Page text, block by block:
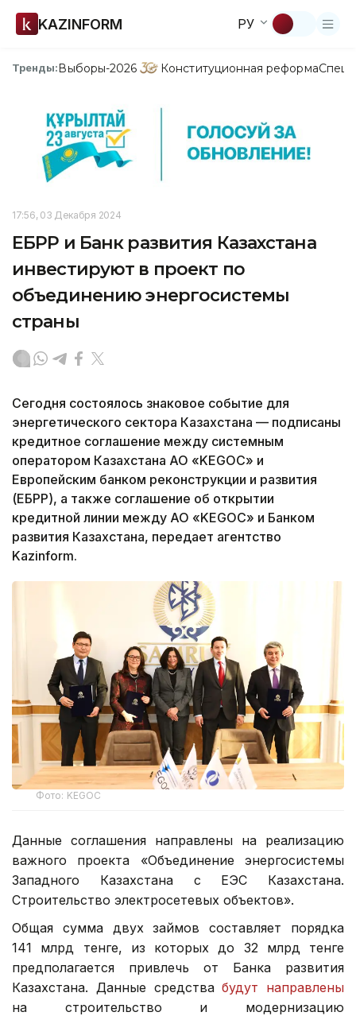
KAZINFORM РУ
Тренды:Выборы-2026 Конституционная реформа
17:56, 03 Декабря 2024
ЕБРР и Банк развития Казахстана
инвестируют в проект по
объединению энергосистемы
страны
Сегодня состоялось знаковое событие для
энергетического сектора Казахстана — подписаны
кредитное соглашение между системным
оператором Казахстана АО «KEGOC» и
Европейским банком реконструкции и развития
(ЕБРР), а также соглашение об открытии
кредитной линии между АО «KEGOC» и Банком
развития Казахстана, передает агентство
Kazinform.
Фото: KEGOC
Данные соглашения направлены на реализацию
важного проекта «Объединение энергосистемы
Западного Казахстана с ЕЭС Казахстана.
Строительство электросетевых объектов».
Общая сумма двух займов составляет порядка
141 млрд тенге, из которых до 32 млрд тенге
предполагается привлечь от Банка развития
Казахстана. Данные средствабудут направлены
на строительство и модернизацию